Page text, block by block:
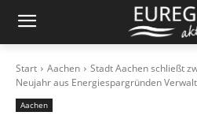
Start Aachen
Stadt Aachen schließt
Neujahr aus Energiespargründen
Aachen